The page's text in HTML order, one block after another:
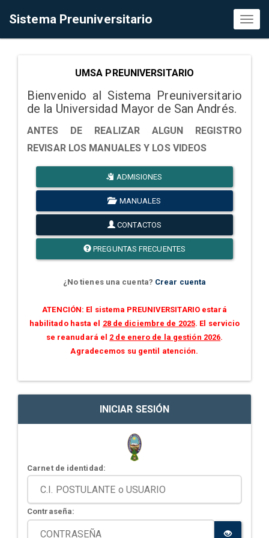
Sistema Preuniversitario
UMSA PREUNIVERSITARIO
Bienvenido al Sistema Preuniversitario
de la Universidad Mayor de San Andrés.
ANTES DE REALIZAR ALGUN REGISTRO
REVISAR LOS MANUALES Y LOS VIDEOS
ADMISIONES
MANUALES
CONTACTOS
PREGUNTAS FRECUENTES
¿No tienes una cuenta? Crear cuenta
ATENCIÓN: El sistema PREUNIVERSITARIO estará
habilitado hasta el 28 de diciembre de 2025. El servicio
se reanudará el 2 de enero de la gestión 2026.
Agradecemos su gentil atención.
INICIAR SESIÓN
Carnet de identidad:
Contraseña: